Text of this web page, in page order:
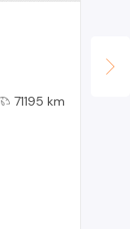
71195 km
La